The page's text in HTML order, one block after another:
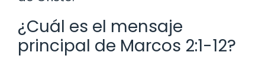
¿Cuál es el mensaje
principal de Marcos 2:1-12?